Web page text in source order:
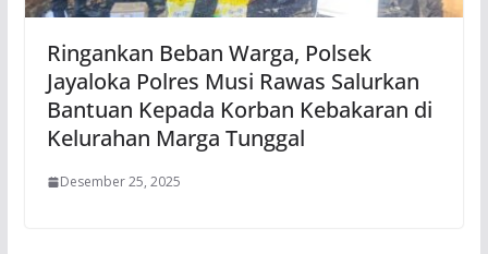
Ringankan Beban Warga, Polsek
Jayaloka Polres Musi Rawas Salurkan
Bantuan Kepada Korban Kebakaran di
Kelurahan Marga Tunggal
Desember 25, 2025